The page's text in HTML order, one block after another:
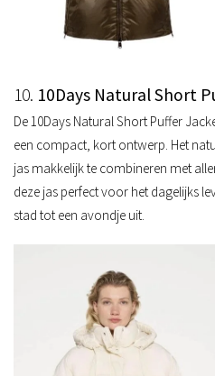
10. 10Days Natural Short
De 10Days Natural Short Puffer
een compact, kort ontwerp. Het
jas makkelijk te combineren met
deze jas perfect voor het dagelijks
stad tot een avondje uit.